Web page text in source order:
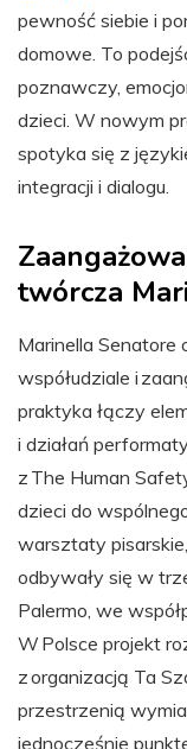
pewność siebie i
domowe. To
poznawczy,
dzieci. W nowym
spotyka się z
integracji i dialogu.
twórcza
Marinella Senatore
współudziale i
praktyka łączy
i działań
z The Human
dzieci do
warsztaty
odbywały się w
Palermo, we
W Polsce projekt
z organizacją Ta
przestrzenią
jednocześnie